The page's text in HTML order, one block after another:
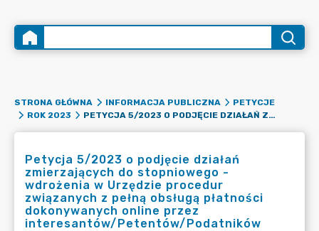
STRONA GŁÓWNA INFORMACJA PUBLICZNA
PETYCJE
ROK 2023
PETYCJA 5/2023 O PODJĘCIE DZIAŁAŃ ZMIERZAJĄCYCH DO STOPNIOWEGO - WDROŻENIA W URZĘDZIE PROCEDUR ZWIĄZANYCH Z PEŁNĄ OBSŁUGĄ PŁATNOŚCI DOKONYWANYCH ONLINE PRZEZ INTERESANTÓW/PETENTÓW/PODATNIKÓW
Petycja 5/2023 o podjęcie działań
zmierzających do stopniowego -
wdrożenia w Urzędzie procedur
związanych z pełną obsługą płatności
dokonywanych online przez
interesantów/Petentów/Podatników